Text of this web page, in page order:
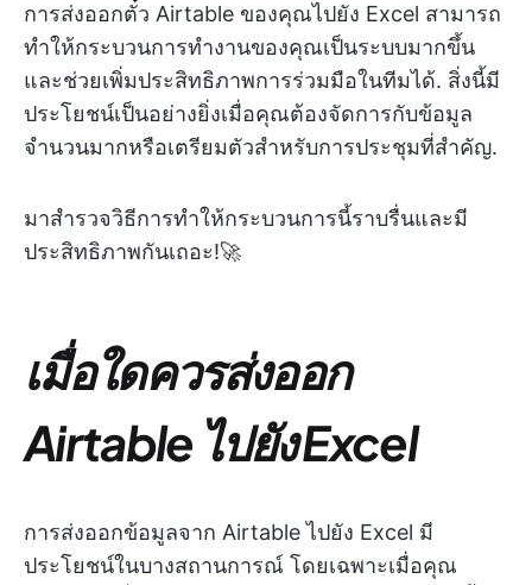
การส่งออกตั๋ว Airtable ของคุณไปยัง Excel สามารถ
ทำให้กระบวนการทำงานของคุณเป็นระบบมากขึ้น
และช่วยเพิ่มประสิทธิภาพการร่วมมือในทีมได้. สิ่งนี้มี
ประโยชน์เป็นอย่างยิ่งเมื่อคุณต้องจัดการกับข้อมูล
จำนวนมากหรือเตรียมตัวสำหรับการประชุมที่สำคัญ.
มาสำรวจวิธีการทำให้กระบวนการนี้ราบรื่นและมี
ประสิทธิภาพกันเถอะ!🚀
เมื่อใดควรส่งออก
Airtable ไปยัง Excel
การส่งออกข้อมูลจาก Airtable ไปยัง Excel มี
ประโยชน์ในบางสถานการณ์ โดยเฉพาะเมื่อคุณ